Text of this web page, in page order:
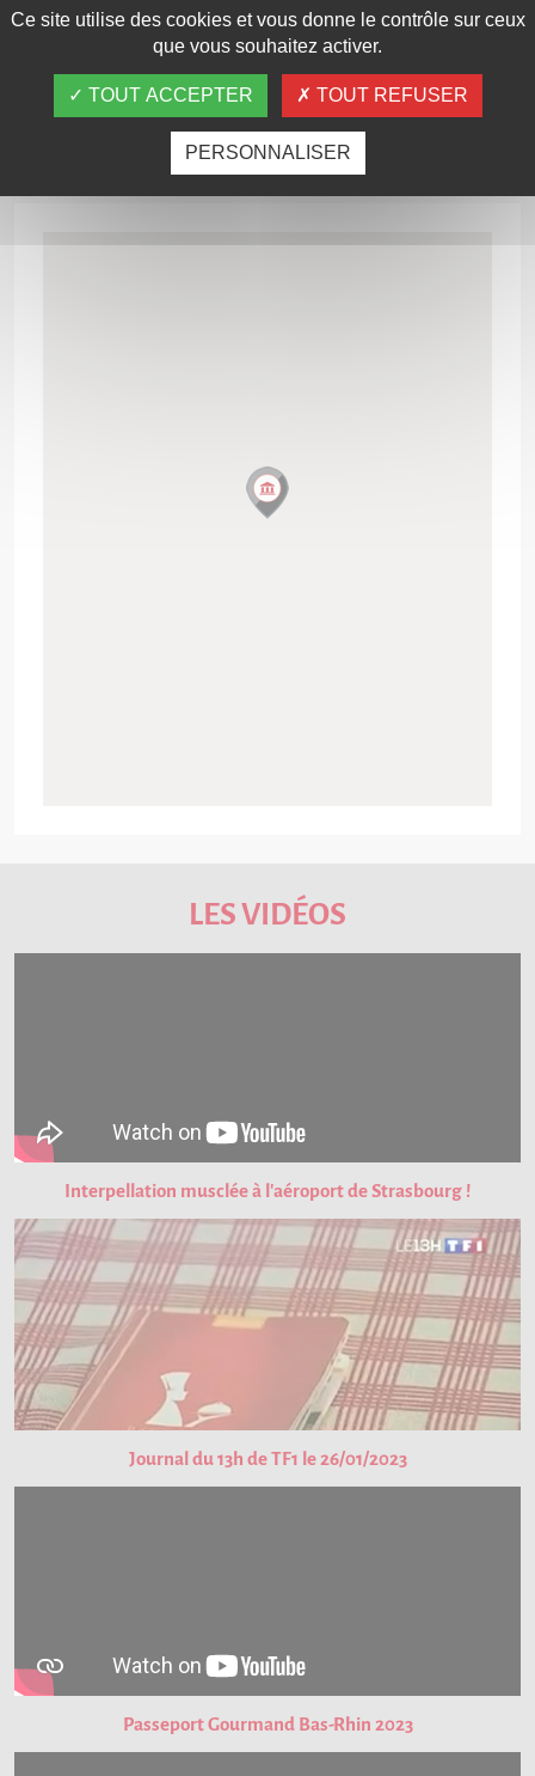
Carte d'accès
Commentaires
LES VIDÉOS
Interpellation musclée à l'aéroport de Strasbourg !
Journal du 13h de TF1 le 26/01/2023
Passeport Gourmand Bas-Rhin 2023
Ce site utilise des cookies et vous donne le contrôle sur ceux
que vous souhaitez activer.
TOUT ACCEPTER TOUT REFUSER
PERSONNALISER